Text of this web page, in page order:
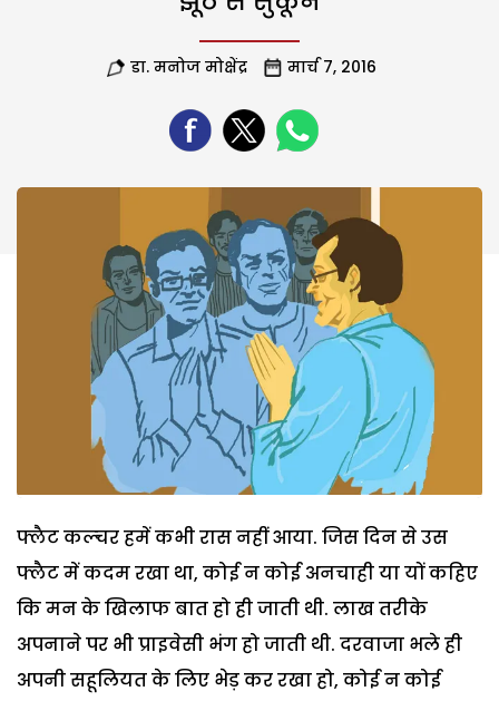
डा. मनोज मोक्षेंद्र मार्च 7, 2016
फ्लैट कल्चर हमें कभी रास नहीं आया. जिस दिन से उस
फ्लैट में कदम रखा था, कोई न कोई अनचाही या यों कहिए
कि मन के खिलाफ बात हो ही जाती थी. लाख तरीके
अपनाने पर भी प्राइवेसी भंग हो जाती थी. दरवाजा भले ही
अपनी सहूलियत के लिए भेड़ कर रखा हो, कोई न कोई